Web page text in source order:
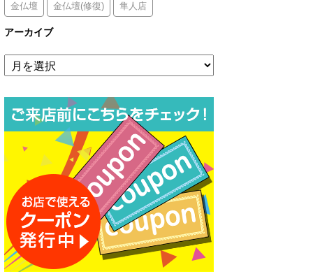
金仏壇 金仏壇(修復) 隼人店
アーカイブ
ア
ー
ブ